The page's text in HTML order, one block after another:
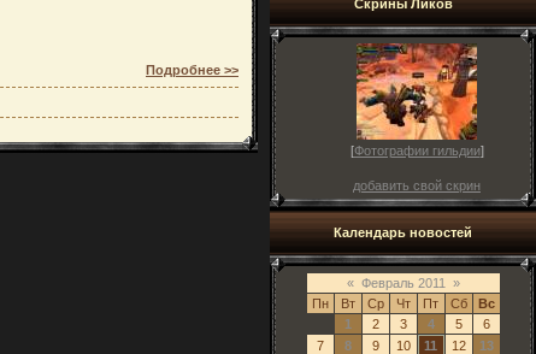
Подробнее >>
Скрины Ликов
[Фотографии гильдии]
добавить свой скрин
Календарь новостей
« Февраль 2011
»
Пн
Вт Ср Чт Пт Сб
Вс
1
2 3 4 5
6
7
8 9 10 11 12
13